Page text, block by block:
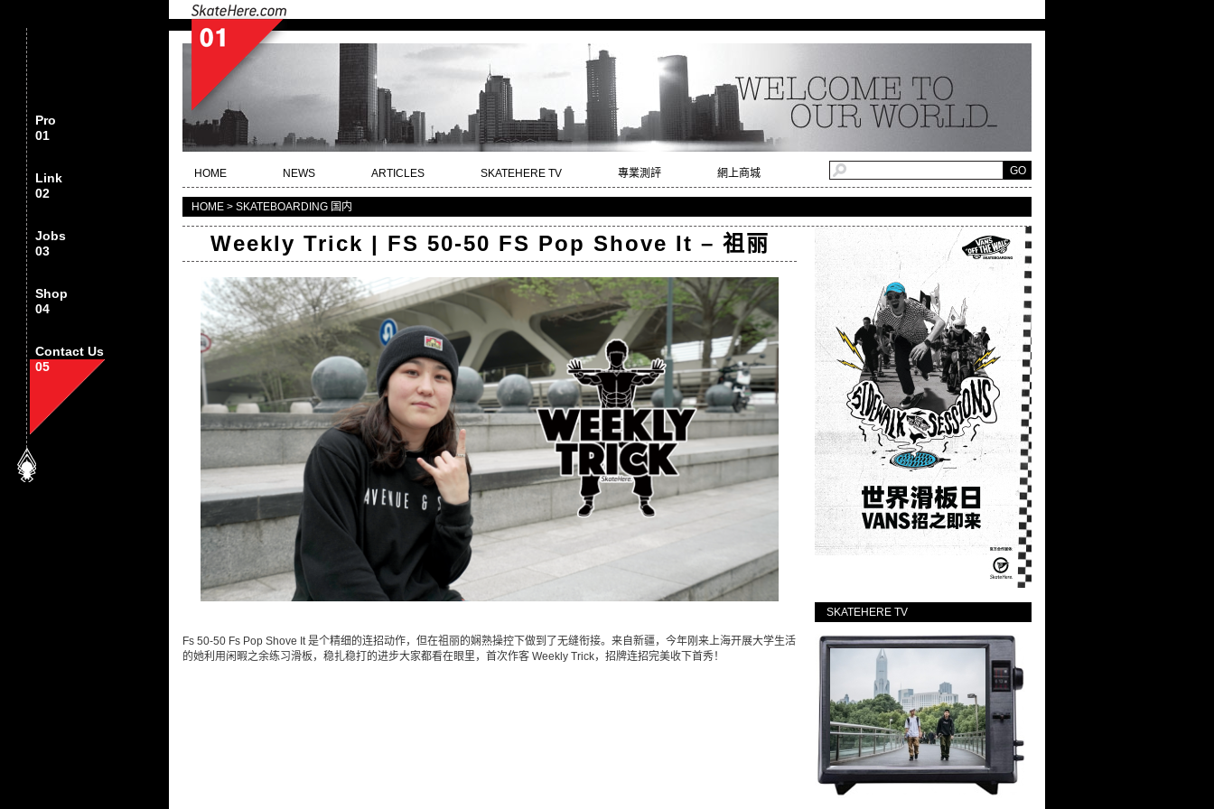
Pro
01
Link
02
Jobs
03
Shop
04
Contact Us
05
HOME NEWS ARTICLES SKATEHERE TV 專業測評 網上商城
HOME > SKATEBOARDING 国内
Weekly Trick | FS 50-50 FS Pop Shove It – 祖丽
Fs 50-50 Fs Pop Shove It 是个精细的连招动作，但在祖丽的娴熟操控下做到了无缝衔接。来自新疆，今年刚来上海开展大学生活
的她利用闲暇之余练习滑板，稳扎稳打的进步大家都看在眼里，首次作客 Weekly Trick，招牌连招完美收下首秀！
SKATEHERE TV